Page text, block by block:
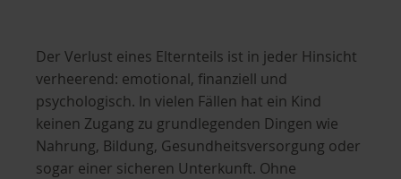
Der Verlust eines Elternteils ist in jeder Hinsicht
verheerend: emotional, finanziell und
psychologisch. In vielen Fällen hat ein Kind
keinen Zugang zu grundlegenden Dingen wie
Nahrung, Bildung, Gesundheitsversorgung oder
sogar einer sicheren Unterkunft. Ohne